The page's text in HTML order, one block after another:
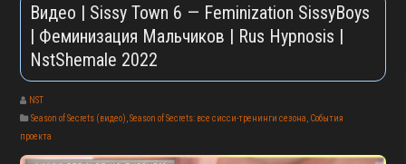
Видео | Sissy Town 6 — Feminization SissyBoys
| Феминизация Мальчиков | Rus Hypnosis |
NstShemale 2022
NST
Season of Secrets (видео) ,Season of Secrets: все сисси-тренинги сезона События
проекта